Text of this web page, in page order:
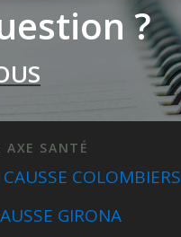
?
AXE SANTÉ
COLOMBIERS
GIRONA